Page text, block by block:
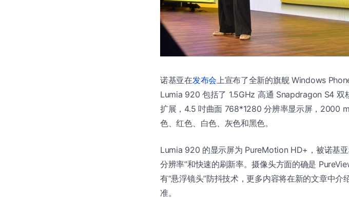
诺基亚在发布会 上宣布了全新的旗舰 Windows
Lumia 920 包括了 1.5GHz 高通 Snapdragon S4 双
扩展，4.5 吋曲面 768*1280 分辨率显示屏，2000
色、红色、白色、灰色和黑色。
Lumia 920 的显示屏为 PureMotion HD+，被诺基
分辨率”和快速的刷新率。摄像头方面的确是
有“悬浮镜头”防抖技术，更多内容将在新的文章中介
准。